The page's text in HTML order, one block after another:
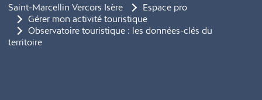
Saint-Marcellin Vercors Isère
Espace pro
Gérer mon activité touristique
Observatoire touristique : les données-clés du
territoire